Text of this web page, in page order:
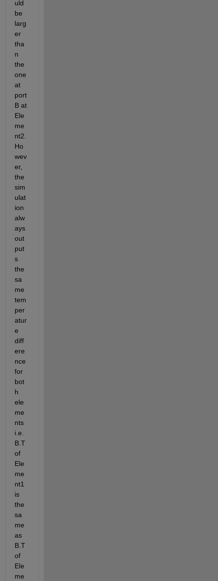
uld
be
larg
er
tha
n
the
one
at
port
B at
Ele
me
nt2.
Ho
wev
er,
the
sim
ulat
ion
alw
ays
out
put
s
the
sa
me
tem
per
atur
e
diff
ere
nce
for
bot
h
ele
me
nts
i.e.
B.T
of
Ele
me
nt1
is
the
sa
me
as
B.T
of
Ele
me